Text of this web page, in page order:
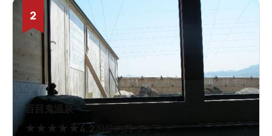
2
百目鬼温泉
★ ★ ★ ★ ★4.2 20件の口コミ